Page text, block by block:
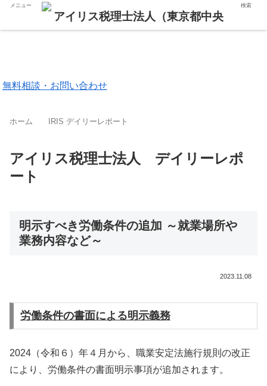
無料相談・お問い合わせ
ホーム IRIS デイリーレポート
アイリス税理士法人 デイリーレポ
ート
明示すべき労働条件の追加 ～就業場所や
業務内容など～
2023.11.08
労働条件の書面による明示義務
2024（令和６）年４月から、職業安定法施行規則の改正
により、労働条件の書面明示事項が追加されます。
メニュー 検索